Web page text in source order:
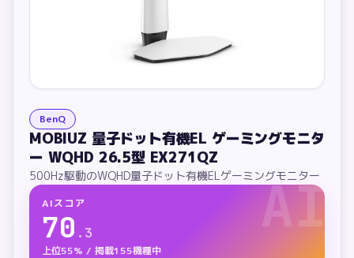
BenQ
MOBIUZ 量子ドット有機EL ゲーミングモニタ
ー WQHD 26.5型 EX271QZ
500Hz駆動のWQHD量子ドット有機ELゲーミングモニター
AI
AIスコア
70 . 3
上位55% / 掲載155機種中